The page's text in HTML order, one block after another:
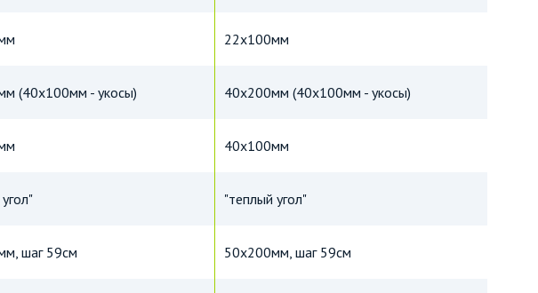
(40х100мм - укосы)
шаг 59см
22х100мм
40х200мм (40х100мм - укосы)
40х100мм
"теплый угол"
50х200мм, шаг 59см